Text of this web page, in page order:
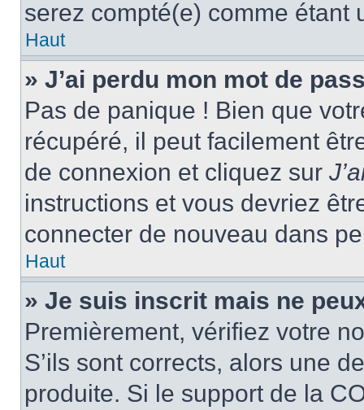
serez compté(e) comme étant
Haut
» J’ai perdu mon mot de
Pas de panique ! Bien que
récupéré, il peut facilement
de connexion et cliquez sur
instructions et vous devriez
connecter de nouveau dans
Haut
» Je suis inscrit mais ne
Premièrement, vérifiez votre
S’ils sont corrects, alors une
produite. Si le support de la